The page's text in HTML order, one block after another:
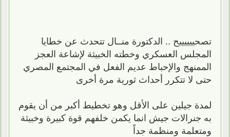
تصحييييييح .. الدكتورة منــال تتحدث عن خطايا
المجلس العسكري وخطته الخبيثة لإشاعة العجز
الممنهج والإحباط عديم الفعل في المجتمع المصري
حتى لا تتكرر أحداث ثورية مرة أخرى
لمدة جيلين على الأقل وهو تخطيط أكبر من أن يقوم
به جنرالات جيش انما يكمن خلفهم قوة كبيرة وخبيثة
ومتعلمة ومنظمة جداً